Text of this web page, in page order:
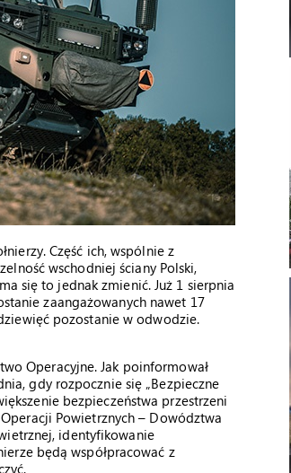
Część ich, wspólnie z
wschodniej ściany Polski,
się to jednak zmienić. Już 1 sierpnia
zaangażowanych nawet 17
pozostanie w odwodzie.
Operacyjne. Jak poinformował
gdy rozpocznie się „Bezpieczne
bezpieczeństwa przestrzeni
Powietrznych – Dowództwa
identyfikowanie
będą współpracować z